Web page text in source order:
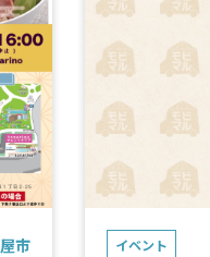
市 イベント